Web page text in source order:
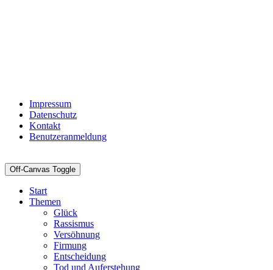
Impressum
Datenschutz
Kontakt
Benutzeranmeldung
Off-Canvas Toggle
Start
Themen
Glück
Rassismus
Versöhnung
Firmung
Entscheidung
Tod und Auferstehung